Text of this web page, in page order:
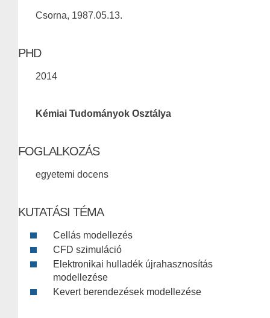
Csorna, 1987.05.13.
PHD
2014
Kémiai Tudományok Osztálya
FOGLALKOZÁS
egyetemi docens
KUTATÁSI TÉMA
Cellás modellezés
CFD szimuláció
Elektronikai hulladék újrahasznosítás
modellezése
Kevert berendezések modellezése